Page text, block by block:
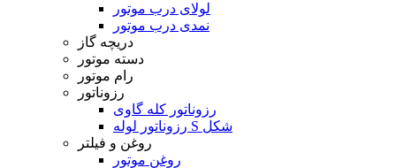
لولای درب موتور
نمدی درب موتور
دریچه گاز
دسته موتور
رام موتور
رزوناتور
رزوناتور کله گاوی
رزوناتور لوله S شکل
روغن و فیلتر
روغن موتور